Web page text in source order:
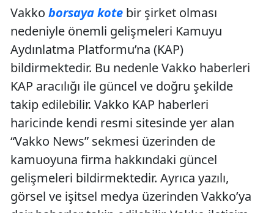
Vakko borsaya kote bir şirket olması
nedeniyle önemli gelişmeleri Kamuyu
Aydınlatma Platformu’na (KAP)
bildirmektedir. Bu nedenle Vakko haberleri
KAP aracılığı ile güncel ve doğru şekilde
takip edilebilir. Vakko KAP haberleri
haricinde kendi resmi sitesinde yer alan
“Vakko News” sekmesi üzerinden de
kamuoyuna firma hakkındaki güncel
gelişmeleri bildirmektedir. Ayrıca yazılı,
görsel ve işitsel medya üzerinden Vakko’ya